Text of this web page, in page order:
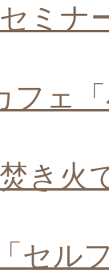
ミナ
フェ
き火
セル